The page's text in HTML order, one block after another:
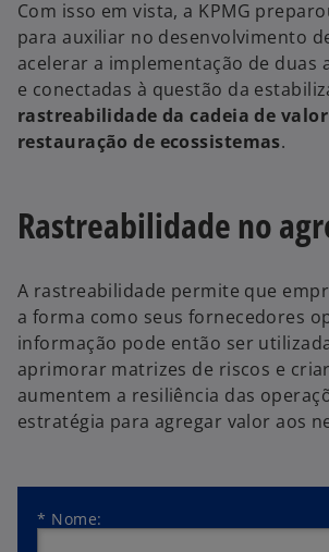
Com isso em vista, a KPMG
para auxiliar no desenvolvimento
acelerar a implementação de duas
e conectadas à questão da
rastreabilidade da cadeia de valor
restauração de ecossistemas.
Rastreabilidade no
A rastreabilidade permite que
a forma como seus fornecedores
informação pode então ser
aprimorar matrizes de riscos e
aumentem a resiliência das
estratégia para agregar valor aos
* Nome: